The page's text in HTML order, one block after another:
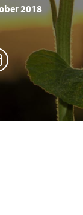
2018